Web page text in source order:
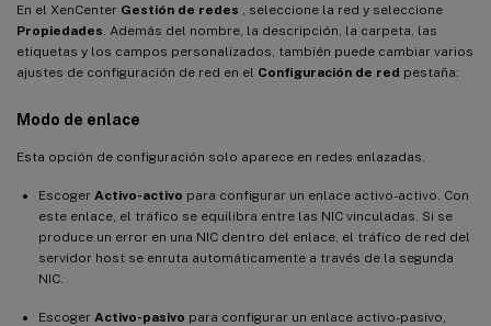
En el XenCenter Gestión de redes , seleccione la red y seleccione
Propiedades . Además del nombre, la descripción, la carpeta, las
etiquetas y los campos personalizados, también puede cambiar varios
ajustes de configuración de red en el Configuración de red pestaña:
Modo de enlace
Esta opción de configuración solo aparece en redes enlazadas.
Escoger Activo-activo para configurar un enlace activo-activo. Con
este enlace, el tráfico se equilibra entre las NIC vinculadas. Si se
produce un error en una NIC dentro del enlace, el tráfico de red del
servidor host se enruta automáticamente a través de la segunda
NIC.
Escoger Activo-pasivo para configurar un enlace activo-pasivo,